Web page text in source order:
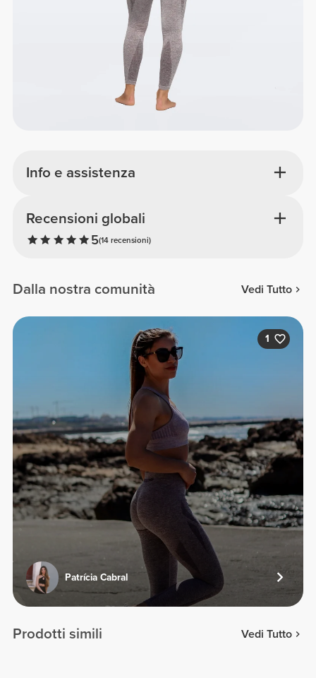
Info e assistenza
Recensioni globali
5(14 recensioni)
Dalla nostra comunità Vedi Tutto
1
Patrícia Cabral
Prodotti simili Vedi Tutto